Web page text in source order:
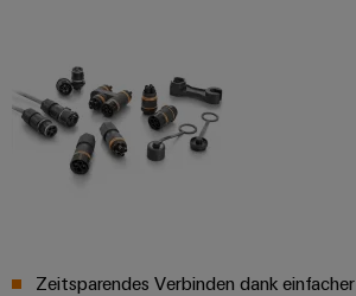
Zeitsparendes Verbinden dank einfacher